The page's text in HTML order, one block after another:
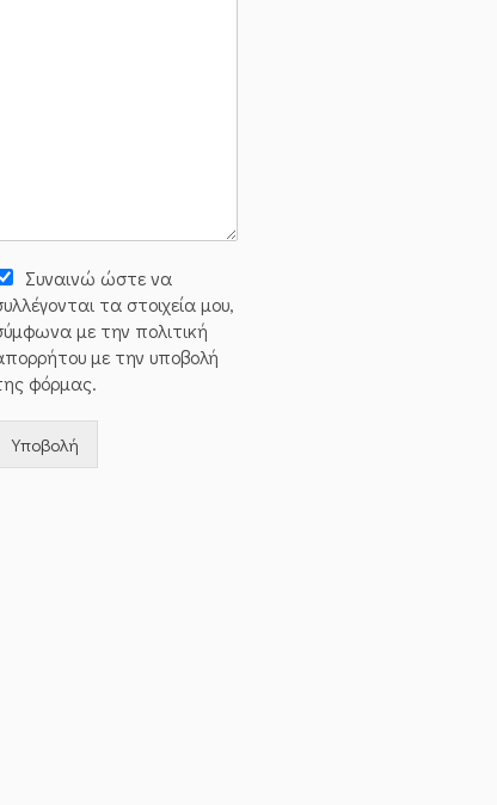
Συναινώ ώστε να
τα στοιχεία μου,
με την πολιτική
με την υποβολή
φόρμας.
Υποβολή